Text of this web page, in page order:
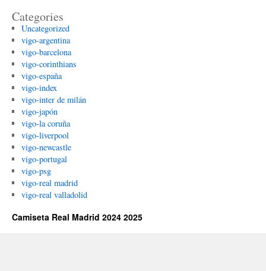
Categories
Uncategorized
vigo-argentina
vigo-barcelona
vigo-corinthians
vigo-españa
vigo-index
vigo-inter de milán
vigo-japón
vigo-la coruña
vigo-liverpool
vigo-newcastle
vigo-portugal
vigo-psg
vigo-real madrid
vigo-real valladolid
Camiseta Real Madrid 2024 2025